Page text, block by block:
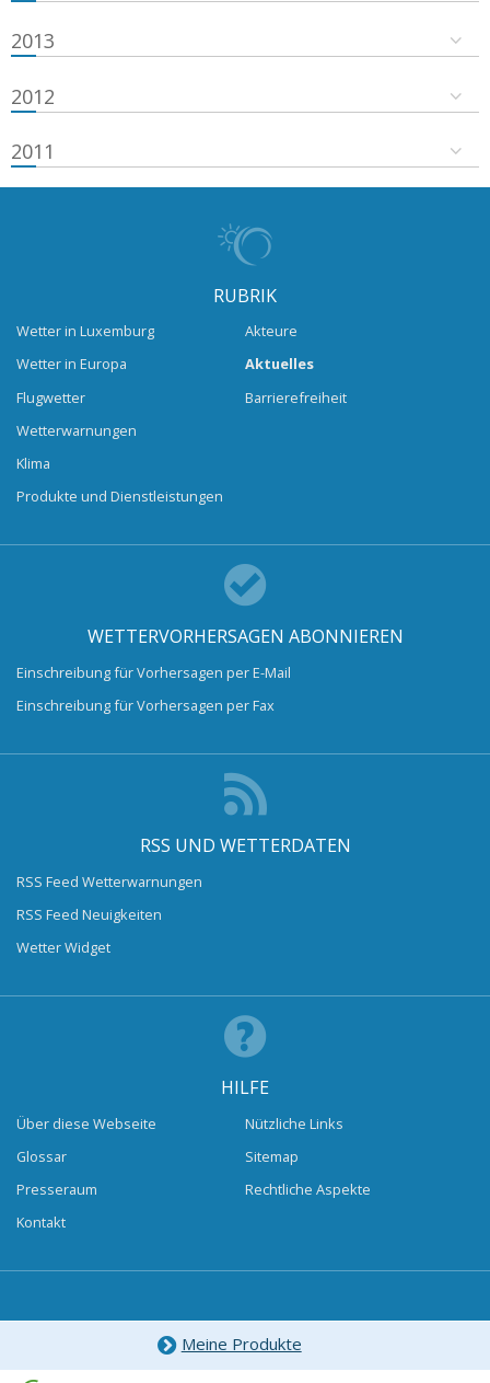
2013
2012
2011
RUBRIK
Wetter in Luxemburg
Wetter in Europa
Flugwetter
Wetterwarnungen
Klima
Produkte und Dienstleistungen
Akteure
Aktuelles
Barrierefreiheit
WETTERVORHERSAGEN ABONNIEREN
Einschreibung für Vorhersagen per E-Mail
Einschreibung für Vorhersagen per Fax
RSS UND WETTERDATEN
RSS Feed Wetterwarnungen
RSS Feed Neuigkeiten
Wetter Widget
HILFE
Über diese Webseite
Glossar
Presseraum
Kontakt
Nützliche Links
Sitemap
Rechtliche Aspekte
Meine Produkte